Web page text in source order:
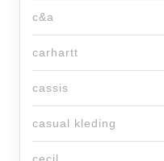
c&a
carhartt
cassis
casual kleding